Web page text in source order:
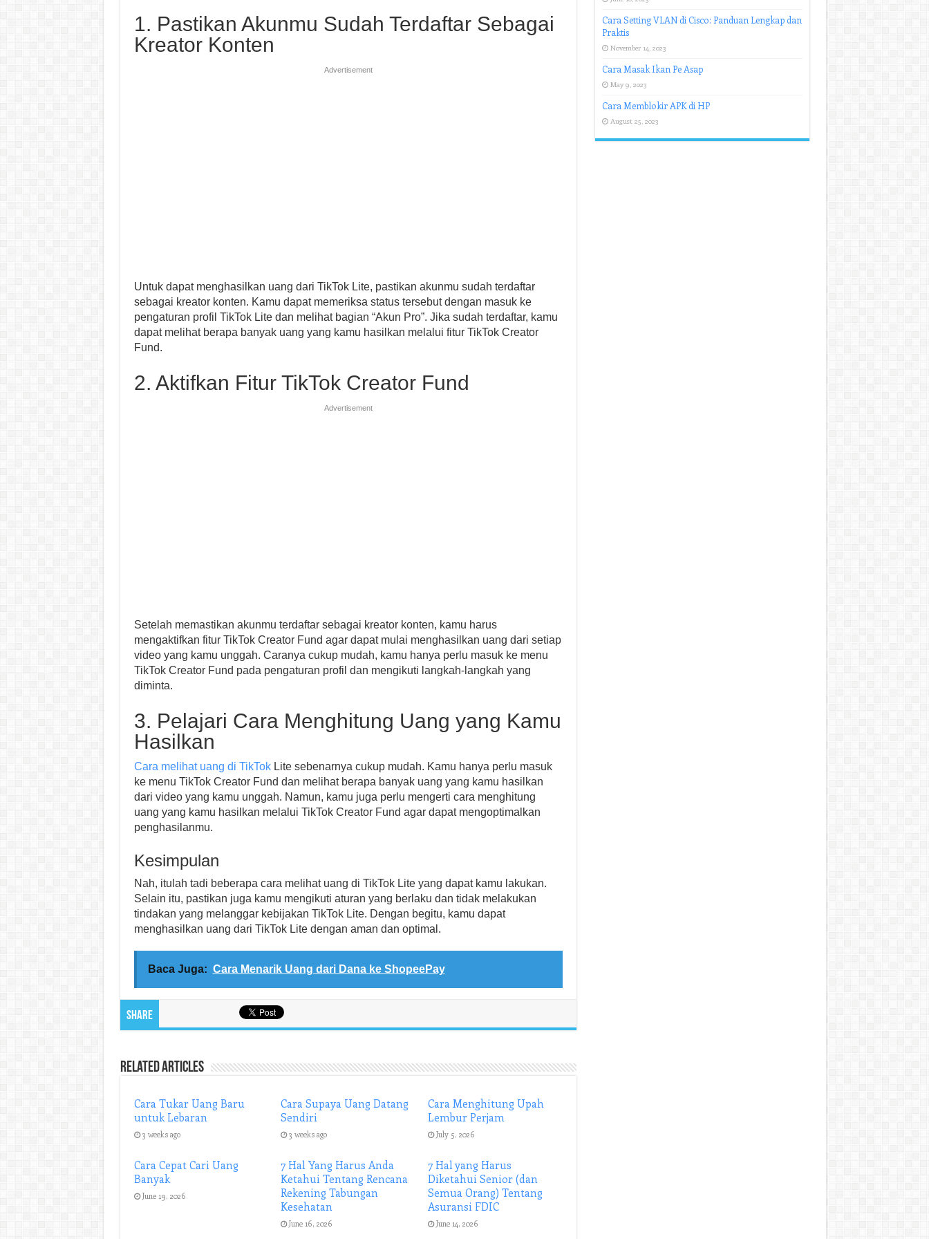
1. Pastikan Akunmu Sudah Terdaftar Sebagai
Kreator Konten
Advertisement
Untuk dapat menghasilkan uang dari TikTok Lite, pastikan akunmu sudah terdaftar
sebagai kreator konten. Kamu dapat memeriksa status tersebut dengan masuk ke
pengaturan profil TikTok Lite dan melihat bagian “Akun Pro”. Jika sudah terdaftar, kamu
dapat melihat berapa banyak uang yang kamu hasilkan melalui fitur TikTok Creator
Fund.
2. Aktifkan Fitur TikTok Creator Fund
Advertisement
Setelah memastikan akunmu terdaftar sebagai kreator konten, kamu harus
mengaktifkan fitur TikTok Creator Fund agar dapat mulai menghasilkan uang dari setiap
video yang kamu unggah. Caranya cukup mudah, kamu hanya perlu masuk ke menu
TikTok Creator Fund pada pengaturan profil dan mengikuti langkah-langkah yang
diminta.
3. Pelajari Cara Menghitung Uang yang Kamu
Hasilkan
Cara melihat uang di TikTokLite sebenarnya cukup mudah. Kamu hanya perlu masuk
ke menu TikTok Creator Fund dan melihat berapa banyak uang yang kamu hasilkan
dari video yang kamu unggah. Namun, kamu juga perlu mengerti cara menghitung
uang yang kamu hasilkan melalui TikTok Creator Fund agar dapat mengoptimalkan
penghasilanmu.
Kesimpulan
Nah, itulah tadi beberapa cara melihat uang di TikTok Lite yang dapat kamu lakukan.
Selain itu, pastikan juga kamu mengikuti aturan yang berlaku dan tidak melakukan
tindakan yang melanggar kebijakan TikTok Lite. Dengan begitu, kamu dapat
menghasilkan uang dari TikTok Lite dengan aman dan optimal.
Baca Juga: Cara Menarik Uang dari Dana ke ShopeePay
Share
Related Articles
Cara Tukar Uang Baru
untuk Lebaran
3 weeks ago
Cara Supaya Uang Datang
Sendiri
3 weeks ago
Cara Menghitung Upah
Lembur Perjam
July 5, 2026
Cara Cepat Cari Uang
Banyak
June 19, 2026
7 Hal Yang Harus Anda
Ketahui Tentang Rencana
Rekening Tabungan
Kesehatan
June 16, 2026
7 Hal yang Harus
Diketahui Senior (dan
Semua Orang) Tentang
Asuransi FDIC
June 14, 2026
Cara Setting VLAN di Cisco: Panduan Lengkap dan
Praktis
November 14, 2023
Cara Masak Ikan Pe Asap
May 9, 2023
Cara Memblokir APK di HP
August 25, 2023